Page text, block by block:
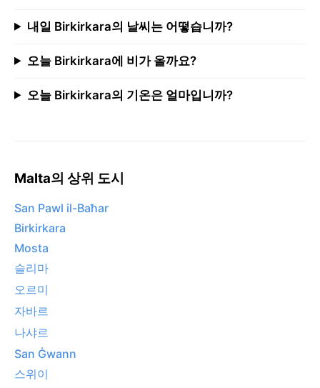
내일 Birkirkara의 날씨는 어떻습니까?
오늘 Birkirkara에 비가 올까요?
오늘 Birkirkara의 기온은 얼마입니까?
Malta의 상위 도시
San Pawl il-Baħar
Birkirkara
Mosta
슬리마
오르미
자바르
나샤르
San Ġwann
스위이